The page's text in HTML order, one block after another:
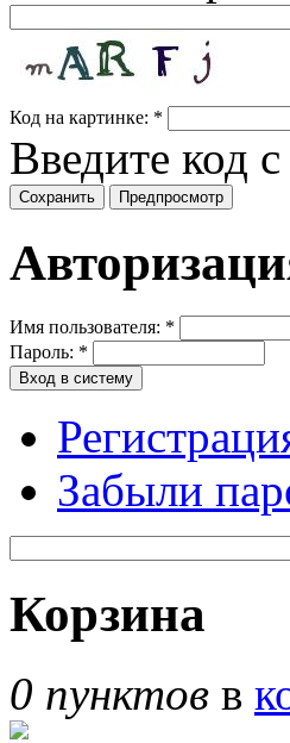
Код на картинке: *
Введите код
Имя пользователя: *
Пароль: *
Забыли
Корзина
0 пунктов в